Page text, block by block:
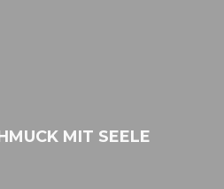
MIT SEELE